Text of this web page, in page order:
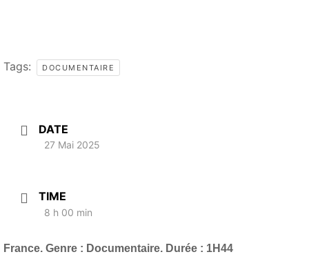
Tags: DOCUMENTAIRE
DATE
27 Mai 2025
TIME
8 h 00 min
France. Genre : Documentaire. Durée : 1H44